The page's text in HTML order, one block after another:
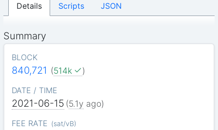
Details Scripts JSON
Summary
BLOCK
840,721 (514k )
DATE / TIME
2021-06-15 (5.1y ago)
FEE RATE (sat/vB)